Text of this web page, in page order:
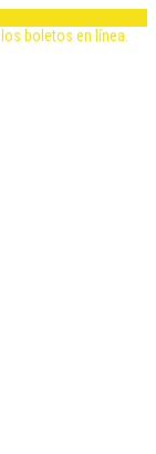
boletos en línea.